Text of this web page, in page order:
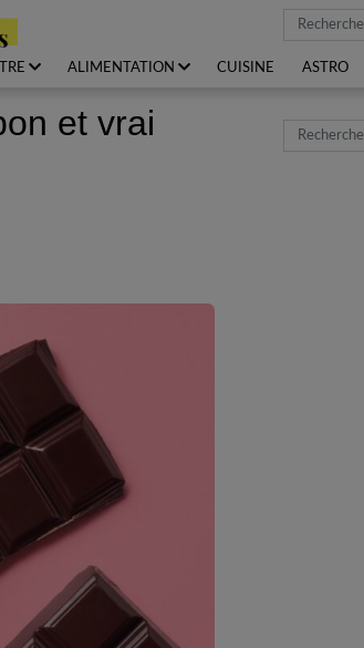
Rechercher
ALIMENTATION CUISINE ASTRO
et vrai
Rechercher